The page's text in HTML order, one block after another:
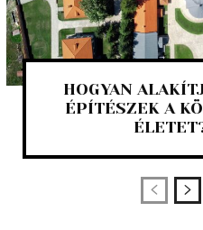
HOGYAN
ÉPÍTÉSZEK A